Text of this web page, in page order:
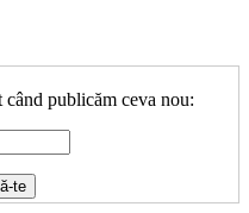
publicăm ceva nou: